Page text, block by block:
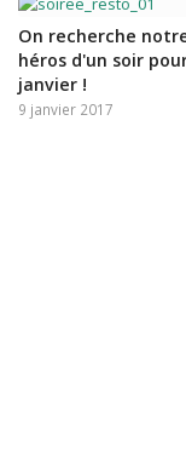
On recherche
héros d'un soir
janvier !
9 janvier 2017